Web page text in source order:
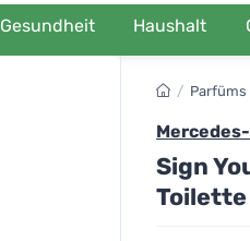
Gesundheit Haushalt
/ Parfüms
Sign